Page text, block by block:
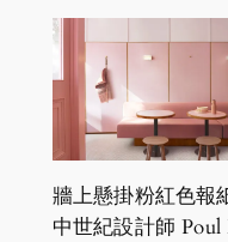
牆上懸掛粉紅色報
中世紀設計師